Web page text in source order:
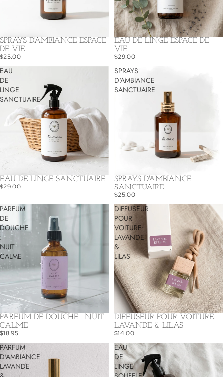
SPRAYS D'AMBIANCE ESPACE
DE VIE
$25.00
EAU DE LINGE ESPACE DE
VIE
$29.00
EAU
DE
LINGE
SANCTUAIRE
EAU DE LINGE SANCTUAIRE
$29.00
SPRAYS
D'AMBIANCE
SANCTUAIRE
SPRAYS D'AMBIANCE
SANCTUAIRE
$25.00
PARFUM
DE
DOUCHE
:
NUIT
CALME
PARFUM DE DOUCHE : NUIT
CALME
$18.95
DIFFUSEUR
POUR
VOITURE:
LAVANDE
&
LILAS
DIFFUSEUR POUR VOITURE:
LAVANDE & LILAS
$14.00
PARFUM
D'AMBIANCE
LAVANDE
EAU
DE
LINGE